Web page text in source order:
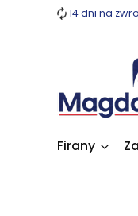
14 dni na
Firany